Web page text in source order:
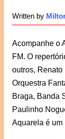
Written by
Acompanhe o
FM. O
outros,
Orquestra
Braga, Banda
Paulinho
Aquarela é